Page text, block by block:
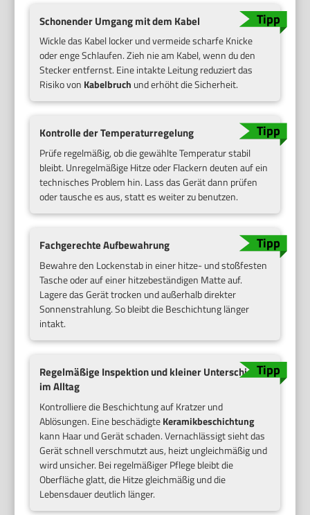
Schonender Umgang mit dem Kabel
Wickle das Kabel locker und vermeide scharfe Knicke
oder enge Schlaufen. Zieh nie am Kabel, wenn du den
Stecker entfernst. Eine intakte Leitung reduziert das
Risiko von Kabelbruch und erhöht die Sicherheit.
Kontrolle der Temperaturregelung
Prüfe regelmäßig, ob die gewählte Temperatur stabil
bleibt. Unregelmäßige Hitze oder Flackern deuten auf ein
technisches Problem hin. Lass das Gerät dann prüfen
oder tausche es aus, statt es weiter zu benutzen.
Fachgerechte Aufbewahrung
Bewahre den Lockenstab in einer hitze- und stoßfesten
Tasche oder auf einer hitzebeständigen Matte auf.
Lagere das Gerät trocken und außerhalb direkter
Sonnenstrahlung. So bleibt die Beschichtung länger
intakt.
Regelmäßige Inspektion und kleiner Unterschied
im Alltag
Kontrolliere die Beschichtung auf Kratzer und
Ablösungen. Eine beschädigteKeramikbeschichtung
kann Haar und Gerät schaden. Vernachlässigt sieht das
Gerät schnell verschmutzt aus, heizt ungleichmäßig und
wird unsicher. Bei regelmäßiger Pflege bleibt die
Oberfläche glatt, die Hitze gleichmäßig und die
Lebensdauer deutlich länger.